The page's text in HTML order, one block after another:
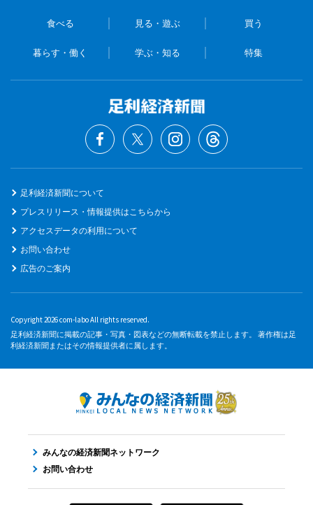
食べる 見る・遊ぶ 買う
暮らす・働く 学ぶ・知る 特集
足利経済新聞について
プレスリリース・情報提供はこちらから
アクセスデータの利用について
お問い合わせ
広告のご案内
Copyright 2026 com-labo All rights reserved.
足利経済新聞に掲載の記事・写真・図表などの無断転載を禁止します。 著作権は足
利経済新聞またはその情報提供者に属します。
みんなの経済新聞ネットワーク
お問い合わせ